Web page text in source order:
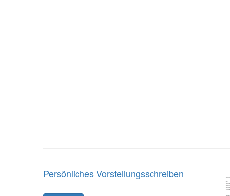
Persönliches Vorstellungsschreiben